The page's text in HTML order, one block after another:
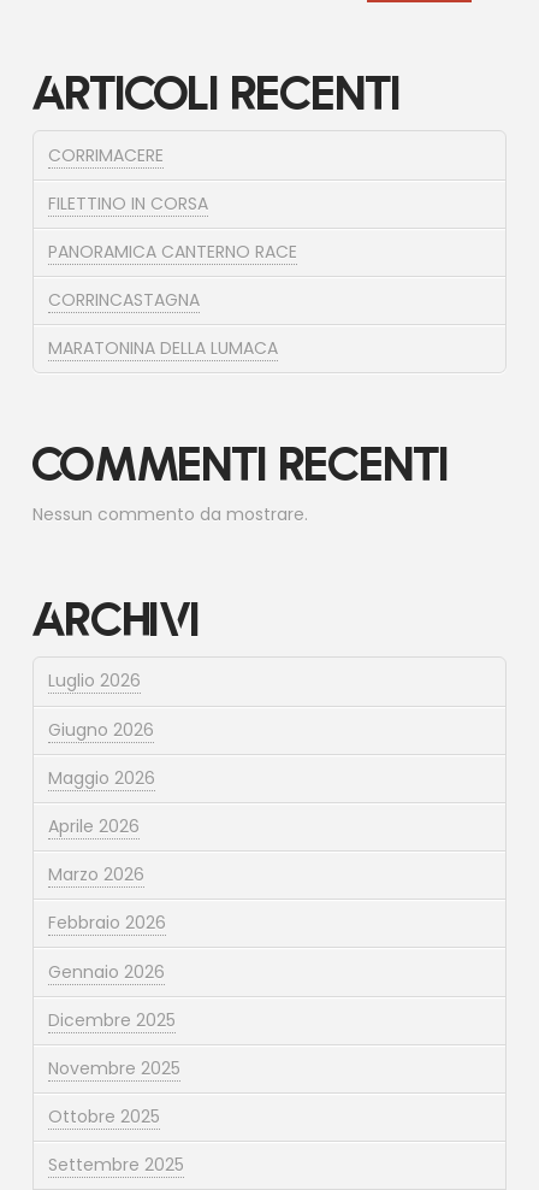
Articoli recenti
CORRIMACERE
FILETTINO IN CORSA
PANORAMICA CANTERNO RACE
CORRINCASTAGNA
MARATONINA DELLA LUMACA
Commenti recenti
Nessun commento da mostrare.
Archivi
Luglio 2026
Giugno 2026
Maggio 2026
Aprile 2026
Marzo 2026
Febbraio 2026
Gennaio 2026
Dicembre 2025
Novembre 2025
Ottobre 2025
Settembre 2025